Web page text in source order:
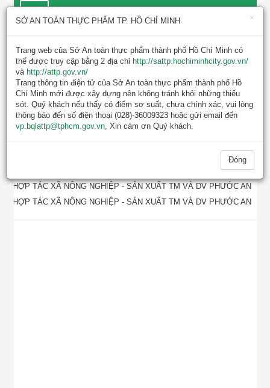
×
SỞ AN TOÀN THỰC PHẨM TP. HỒ CHÍ MINH
Trang web của Sở An toàn thực phẩm thành phố Hồ Chí Minh có
thể được truy cập bằng 2 địa chỉ http://sattp.hochiminhcity.gov.vn/
và http://attp.gov.vn/
Trang thông tin điện tử của Sở An toàn thực phẩm thành phố Hồ
Chí Minh mới được xây dựng nên không tránh khỏi những thiếu
sót. Quý khách nếu thấy có điểm sơ suất, chưa chính xác, vui lòng
thông báo đến số điện thoại (028)-36009323 hoặc gửi email đến
vp.bqlattp@tphcm.gov.vn, Xin cám ơn Quý khách.
Đóng
TIN MỚI NHẤT
KẾ HOẠCH KIỂM TRA, GIÁM
HỢP TÁC XÃ NÔNG NGHIỆP - SẢN XUẤT TM VÀ DV PHƯỚC AN
HỢP TÁC XÃ NÔNG NGHIỆP - SẢN XUẤT TM VÀ DV PHƯỚC AN